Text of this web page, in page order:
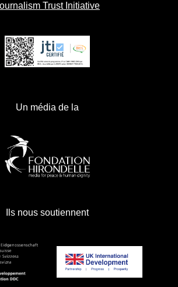
Trust Initiative
Un média de la
Ils nous soutiennent